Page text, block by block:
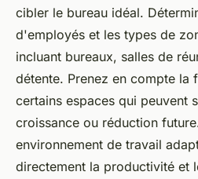
cibler le bureau idéal.
d'employés et les types de
incluant bureaux, salles de
détente. Prenez en compte la
certains espaces qui peuvent
croissance ou réduction
environnement de travail
directement la productivité et